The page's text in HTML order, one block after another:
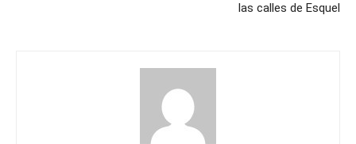
las calles de Esquel